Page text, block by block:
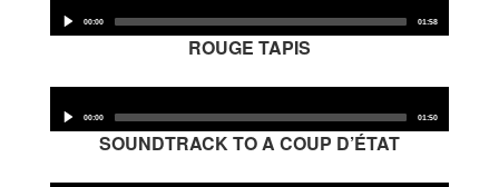
Player
00:00 01:58
ROUGE TAPIS
Player
00:00 01:50
SOUNDTRACK TO A COUP D’ÉTAT